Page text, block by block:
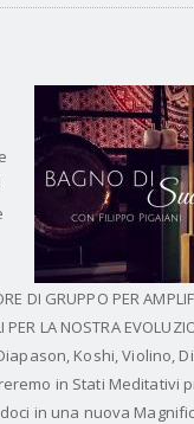
DI GRUPPO PER
PER LA NOSTRA
Koshi, Violino,
in Stati Meditativi
in una nuova